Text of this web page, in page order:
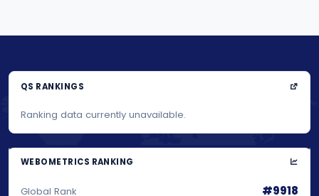
QS RANKINGS
Ranking data currently unavailable.
WEBOMETRICS RANKING
Global Rank #9918